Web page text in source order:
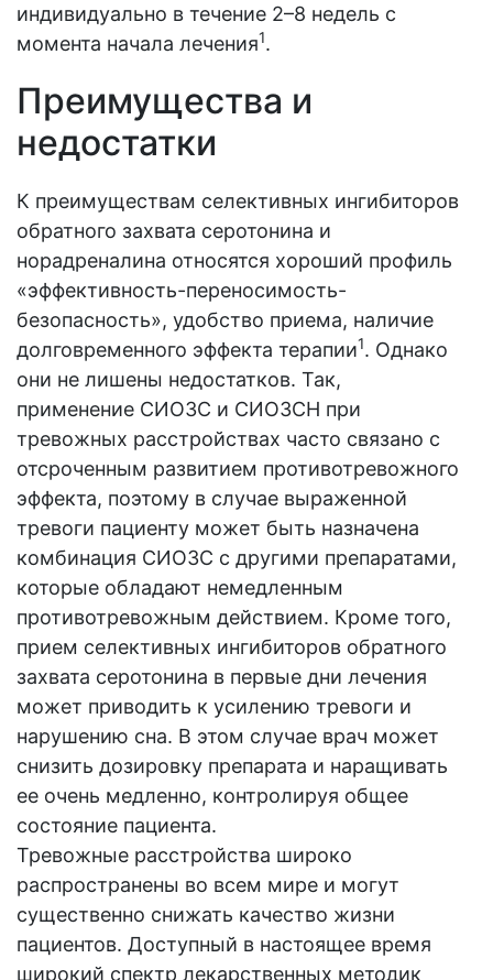
индивидуально в течение 2–8 недель с
момента начала лечения1.
Преимущества и
недостатки
К преимуществам селективных ингибиторов
обратного захвата серотонина и
норадреналина относятся хороший профиль
«эффективность-переносимость-
безопасность», удобство приема, наличие
долговременного эффекта терапии1. Однако
они не лишены недостатков. Так,
применение СИОЗС и СИОЗСН при
тревожных расстройствах часто связано с
отсроченным развитием противотревожного
эффекта, поэтому в случае выраженной
тревоги пациенту может быть назначена
комбинация СИОЗС с другими препаратами,
которые обладают немедленным
противотревожным действием. Кроме того,
прием селективных ингибиторов обратного
захвата серотонина в первые дни лечения
может приводить к усилению тревоги и
нарушению сна. В этом случае врач может
снизить дозировку препарата и наращивать
ее очень медленно, контролируя общее
состояние пациента.
Тревожные расстройства широко
распространены во всем мире и могут
существенно снижать качество жизни
пациентов. Доступный в настоящее время
широкий спектр лекарственных методик